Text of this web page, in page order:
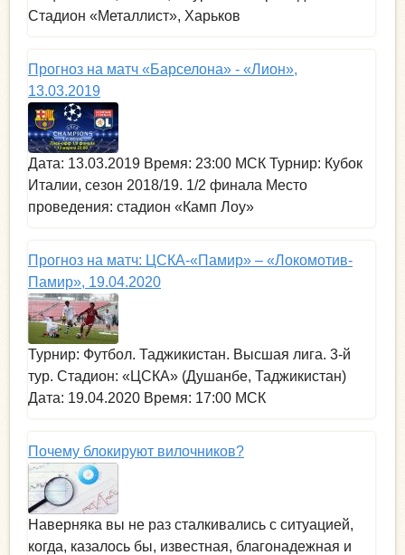
Стадион «Металлист», Харьков
Прогноз на матч «Барселона» - «Лион»,
13.03.2019
Дата: 13.03.2019 Время: 23:00 МСК Турнир: Кубок
Италии, сезон 2018/19. 1/2 финала Место
проведения: стадион «Камп Лоу»
Прогноз на матч: ЦСКА-«Памир» – «Локомотив-
Памир», 19.04.2020
Турнир: Футбол. Таджикистан. Высшая лига. 3-й
тур. Стадион: «ЦСКА» (Душанбе, Таджикистан)
Дата: 19.04.2020 Время: 17:00 МСК
Почему блокируют вилочников?
Наверняка вы не раз сталкивались с ситуацией,
когда, казалось бы, известная, благонадежная и